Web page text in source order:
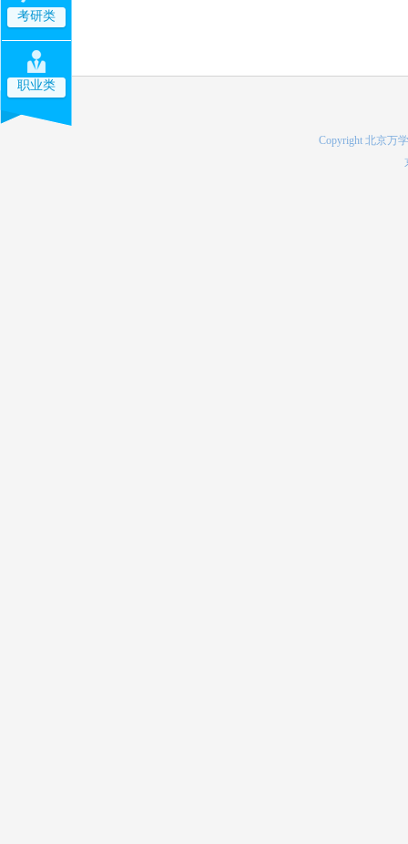
考研类
职业类
Copyright 北京万